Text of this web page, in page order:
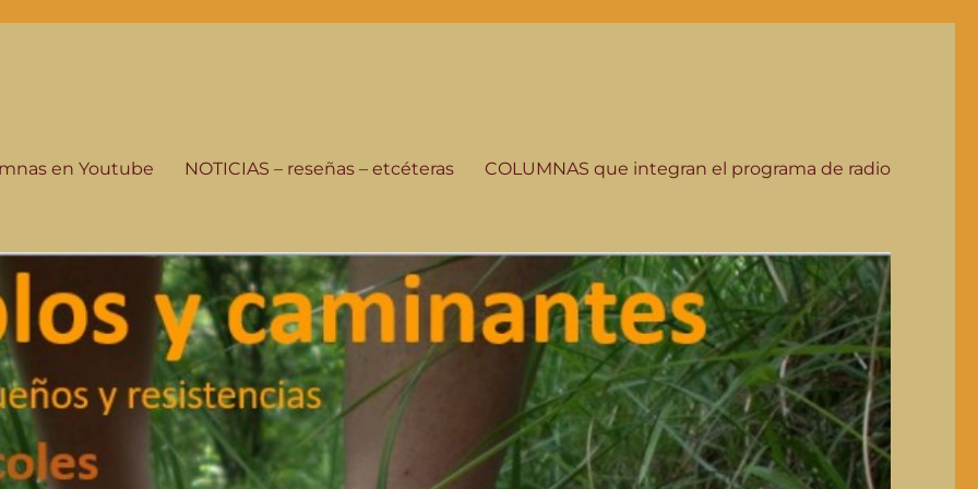
en Youtube NOTICIAS – reseñas – etcéteras COLUMNAS que integran el programa de radio